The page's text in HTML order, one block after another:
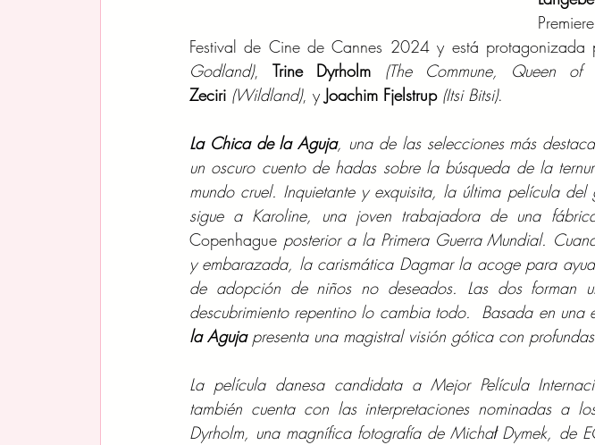
Festival de Cine de Cannes 2024 y está protagonizada
Godland), Trine Dyrholm (The Commune, Queen
Zeciri (Wildland), y Joachim Fjelstrup (Itsi Bitsi).
La Chica de la Aguja, una de las selecciones más
un oscuro cuento de hadas sobre la búsqueda de la
mundo cruel. Inquietante y exquisita, la última película
sigue a Karoline, una joven trabajadora de una
Copenhague posterior a la Primera Guerra Mundial.
y embarazada, la carismática Dagmar la acoge para
de adopción de niños no deseados. Las dos forman
descubrimiento repentino lo cambia todo.  Basada en una
la Aguja presenta una magistral visión gótica con
La película danesa candidata a Mejor Película
también cuenta con las interpretaciones nominadas a
Dyrholm, una magnífica fotografía de Michał Dymek, de